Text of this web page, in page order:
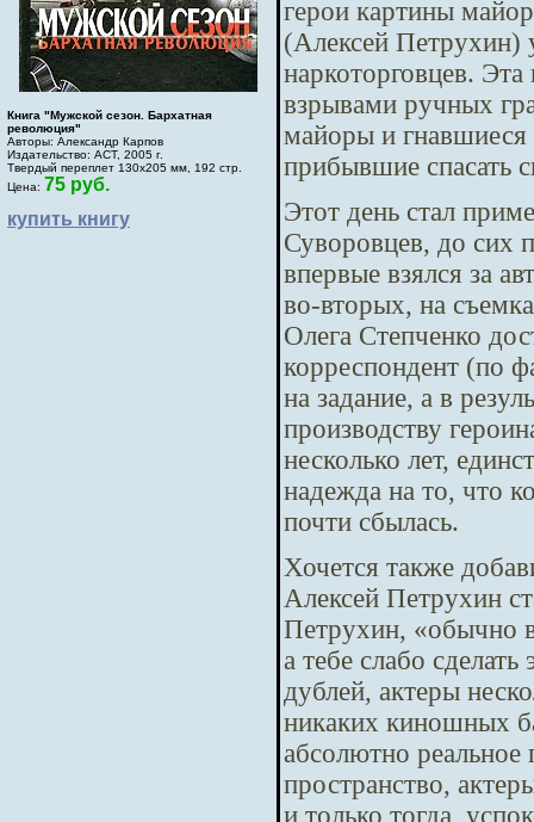
Книга "Мужской сезон. Бархатная
революция"
Авторы: Александр Карпов
Издательство: АСТ, 2005 г.
Твердый переплет 130х205 мм, 192 стр.
Цена: 75 руб.
купить книгу
герои картины
(Алексей Петрухин)
наркоторговцев.
взрывами ручных
майоры и гнавшиеся
прибывшие спасать
Этот день стал
Суворовцев, до сих
впервые взялся за
во-вторых, на
Олега Степченко
корреспондент (по
на задание, а в
производству
несколько лет,
надежда на то, что
почти сбылась.
Хочется также
Алексей Петрухин
Петрухин, «обычно
а тебе слабо
дублей, актеры
никаких киношных
абсолютно
пространство,
и только тогда,